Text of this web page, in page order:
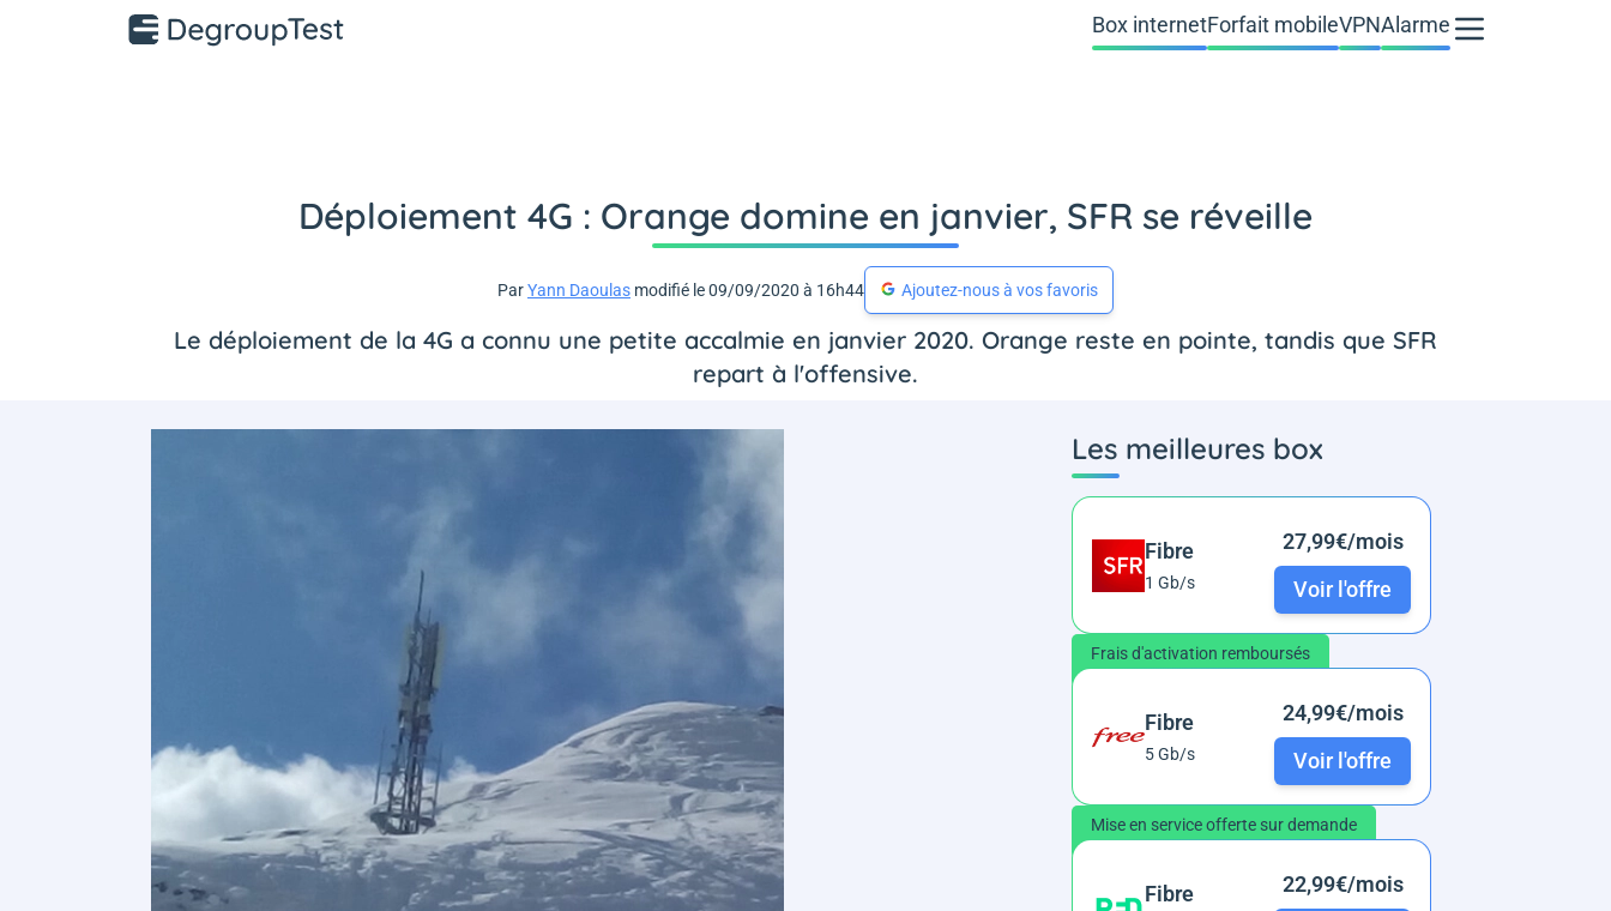
Box internetForfait mobileVPNAlarme
Déploiement 4G : Orange domine en janvier, SFR se réveille
ParYann Daoulas modifié le 09/09/2020 à 16h44 Ajoutez-nous à vos favoris
Le déploiement de la 4G a connu une petite accalmie en janvier 2020. Orange reste en pointe, tandis que SFR
repart à l'offensive.
Les meilleures box
Fibre
1 Gb/s
27,99€/mois
Voir l'offre
Frais d'activation remboursés
Fibre
5 Gb/s
24,99€/mois
Voir l'offre
Mise en service offerte sur demande
Fibre
22,99€/mois